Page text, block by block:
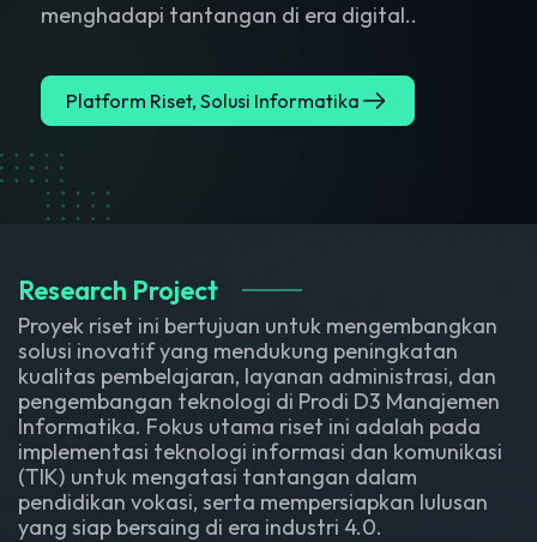
menghadapi tantangan di era digital..
Platform Riset, Solusi Informatika
Research Project
Proyek riset ini bertujuan untuk mengembangkan
solusi inovatif yang mendukung peningkatan
kualitas pembelajaran, layanan administrasi, dan
pengembangan teknologi di Prodi D3 Manajemen
Informatika. Fokus utama riset ini adalah pada
implementasi teknologi informasi dan komunikasi
(TIK) untuk mengatasi tantangan dalam
pendidikan vokasi, serta mempersiapkan lulusan
yang siap bersaing di era industri 4.0.